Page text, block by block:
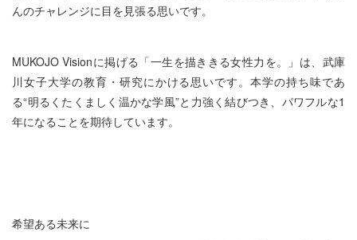
んのチャレンジに目を見張る思いです。
MUKOJO Visionに掲げる「一生を描ききる女性力を。」は、武庫
川女子大学の教育・研究にかける思いです。本学の持ち味であ
る“明るくたくましく温かな学風”と力強く結びつき、パワフルな1
年になることを期待しています。
希望ある未来に